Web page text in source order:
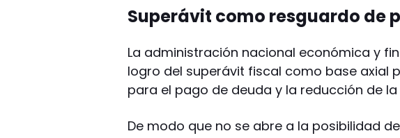
Superávit como resguardo de
La administración nacional económica y
logro del superávit fiscal como base axial
para el pago de deuda y la reducción de
De modo que no se abre a la posibilidad